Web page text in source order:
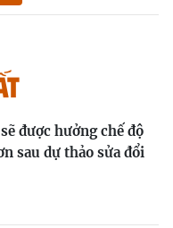
được hưởng chế độ
sau dự thảo sửa đổi